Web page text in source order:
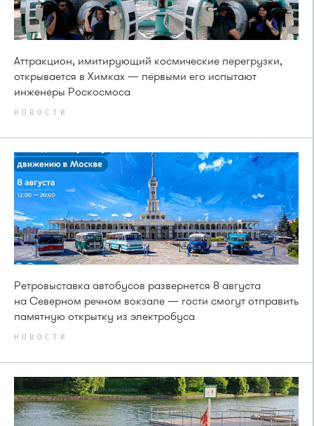
Аттракцион, имитирующий космические перегрузки,
открывается в Химках — первыми его испытают
инженеры Роскосмоса
НОВОСТИ
Ретровыставка автобусов развернется 8 августа
на Северном речном вокзале — гости смогут отправить
памятную открытку из электробуса
НОВОСТИ